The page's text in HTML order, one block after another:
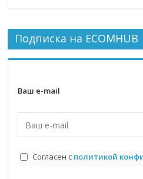
Подписка на ECOMHUB
Ваш e-mail
Согласен с политикой